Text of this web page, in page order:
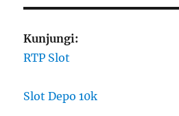
Kunjungi:
RTP Slot
Slot Depo 10k